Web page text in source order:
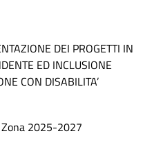
DEI PROGETTI IN
ED INCLUSIONE
CON DISABILITA’
2025-2027